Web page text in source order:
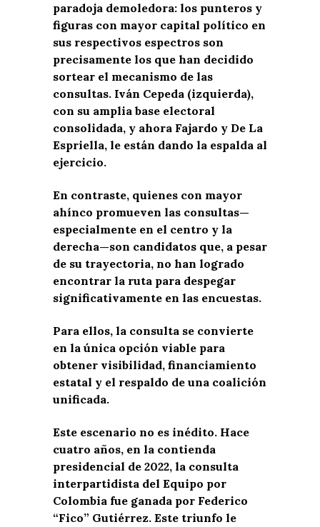
paradoja demoledora: los punteros y
figuras con mayor capital político en
sus respectivos espectros son
precisamente los que han decidido
sortear el mecanismo de las
consultas. Iván Cepeda (izquierda),
con su amplia base electoral
consolidada, y ahora Fajardo y De La
Espriella, le están dando la espalda al
ejercicio.
En contraste, quienes con mayor
ahínco promueven las consultas—
especialmente en el centro y la
derecha—son candidatos que, a pesar
de su trayectoria, no han logrado
encontrar la ruta para despegar
significativamente en las encuestas.
Para ellos, la consulta se convierte
en la única opción viable para
obtener visibilidad, financiamiento
estatal y el respaldo de una coalición
unificada.
Este escenario no es inédito. Hace
cuatro años, en la contienda
presidencial de 2022, la consulta
interpartidista del Equipo por
Colombia fue ganada por Federico
“Fico” Gutiérrez. Este triunfo le